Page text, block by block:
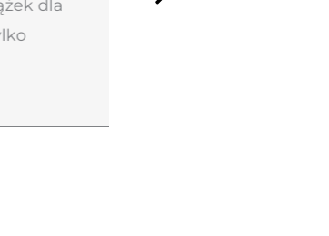
Literatura szwedzka